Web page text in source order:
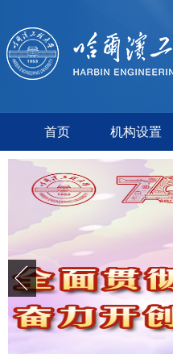
首页 机构设置